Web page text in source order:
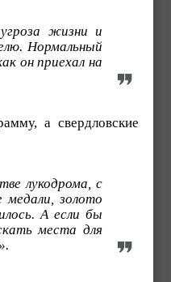
жизни и
Нормальный
он приехал на
а свердловские
лукодрома, с
медали, золото
А если бы
места для